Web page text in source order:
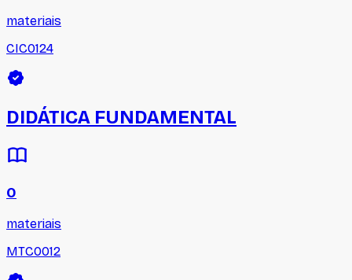
materiais
CIC0124
DIDÁTICA FUNDAMENTAL
0
materiais
MTC0012